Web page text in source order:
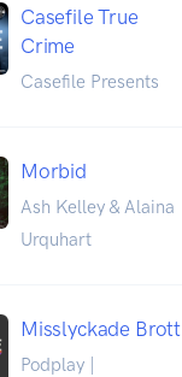
Casefile True
Crime
Casefile Presents
Morbid
Ash Kelley & Alaina
Urquhart
Misslyckade Brott
Podplay |